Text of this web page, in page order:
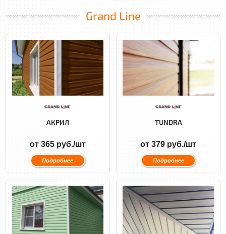
Grand Line
АКРИЛ
от 365 руб./шт
Подробнее
TUNDRA
от 379 руб./шт
Подробнее